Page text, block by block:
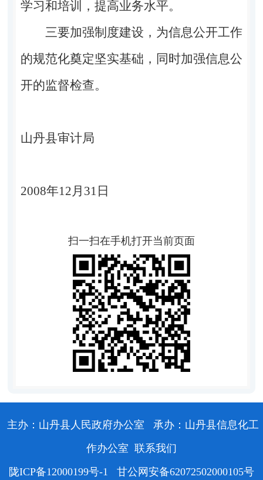
学习和培训，提高业务水平。
三要加强制度建设，为信息公开工作
的规范化奠定坚实基础，同时加强信息公
开的监督检查。
山丹县审计局
2008年12月31日
扫一扫在手机打开当前页面
主办：山丹县人民政府办公室
承办：山丹县信息化工
作办公室 联系我们
陇ICP备12000199号-1
甘公网安备62072502000105号